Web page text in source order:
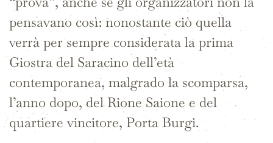
pensavano così: nonostante ciò quella
verrà per sempre considerata la prima
Giostra del Saracino dell’età
contemporanea, malgrado la scomparsa,
l’anno dopo, del Rione Saione e del
quartiere vincitore, Porta Burgi.